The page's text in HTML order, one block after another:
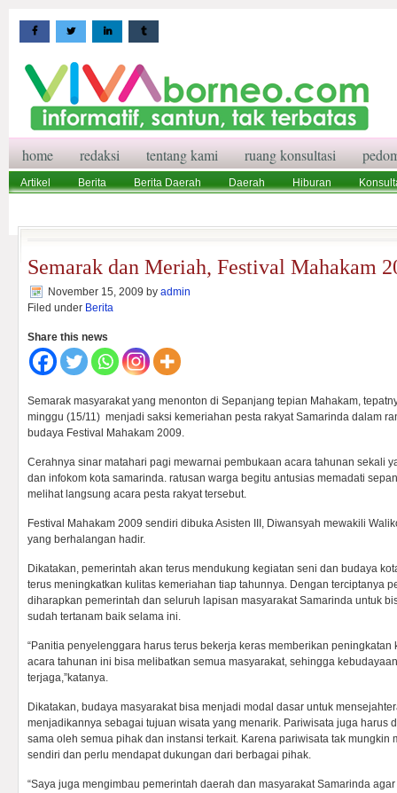
home redaksi tentang kami ruang konsultasi
Artikel Berita Berita Daerah Daerah Hiburan
Semarak dan Meriah, Festival Mahakam
November 15, 2009 by admin
Filed under Berita
Share this news
Semarak masyarakat yang menonton di Sepanjang tepian Mahakam,
minggu (15/11) menjadi saksi kemeriahan pesta rakyat Samarinda dalam
budaya Festival Mahakam 2009.
Cerahnya sinar matahari pagi mewarnai pembukaan acara tahunan sekali
dan infokom kota samarinda. ratusan warga begitu antusias memadati
melihat langsung acara pesta rakyat tersebut.
Festival Mahakam 2009 sendiri dibuka Asisten III, Diwansyah mewakili
yang berhalangan hadir.
Dikatakan, pemerintah akan terus mendukung kegiatan seni dan budaya
terus meningkatkan kulitas kemeriahan tiap tahunnya. Dengan terciptanya
diharapkan pemerintah dan seluruh lapisan masyarakat Samarinda untuk
sudah tertanam baik selama ini.
“Panitia penyelenggara harus terus bekerja keras memberikan
acara tahunan ini bisa melibatkan semua masyarakat, sehingga
terjaga,”katanya.
Dikatakan, budaya masyarakat bisa menjadi modal dasar untuk
menjadikannya sebagai tujuan wisata yang menarik. Pariwisata juga harus
sama oleh semua pihak dan instansi terkait. Karena pariwisata tak mungkin
sendiri dan perlu mendapat dukungan dari berbagai pihak.
“Saya juga mengimbau pemerintah daerah dan masyarakat Samarinda